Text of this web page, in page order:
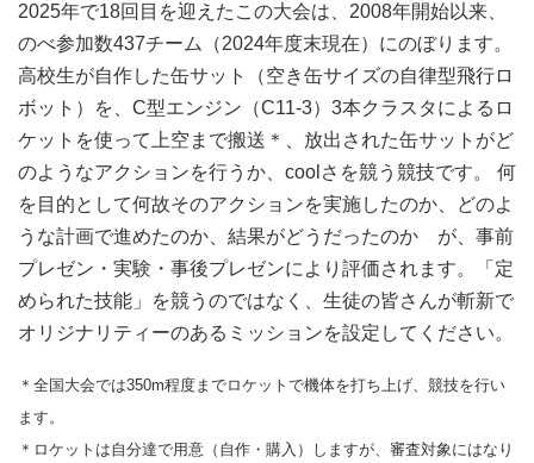
2025年で18回目を迎えたこの大会は、2008年開始以来、
のべ参加数437チーム
（2024年度末現在） にのぼります。
高校生が自作した缶サット（空き缶サイズの自律型飛行ロ
ボット）を、C型エンジン（C11-3）3本クラスタによるロ
ケットを使って上空まで搬送＊、放出された缶サットがど
のようなアクションを行うか、coolさを競う競技です。 何
を目的として何故そのアクションを実施したのか、どのよ
うな計画で進めたのか、結果がどうだったのか が、事前
プレゼン・実験・事後プレゼンにより評価されます。「定
められた技能」を競うのではなく、生徒の皆さんが斬新で
オリジナリティーのあるミッションを設定してください。
＊全国大会では350m程度までロケットで機体を打ち上げ、競技を行い
ます。
＊ロケットは自分達で用意（自作・購入）しますが、審査対象にはなり